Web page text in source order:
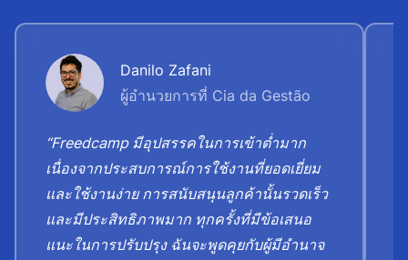
Danilo Zafani
ผู้อำนวยการที่ Cia da Gestão
“Freedcamp มีอุปสรรคในการเข้าต่ำมาก
เนื่องจากประสบการณ์การใช้งานที่ยอดเยี่ยม
และใช้งานง่าย การสนับสนุนลูกค้านั้นรวดเร็ว
และมีประสิทธิภาพมาก ทุกครั้งที่มีข้อเสนอ
แนะในการปรับปรุง ฉันจะพูดคุยกับผู้มีอำนาจ